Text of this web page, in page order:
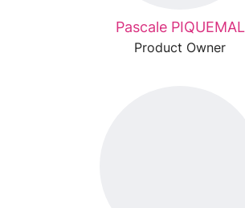
Pascale PIQUEMAL
Product Owner